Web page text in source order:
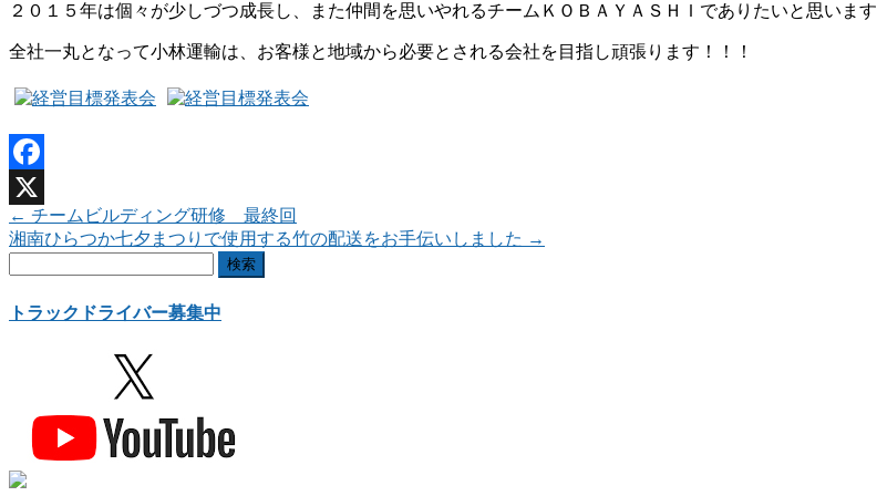
２０１５年は個々が少しづつ成長し、また仲間を思いやれるチームＫＯＢＡＹＡＳＨＩでありたいと思います
全社一丸となって小林運輸は、お客様と地域から必要とされる会社を目指し頑張ります！！！
Facebook
X
← チームビルディング研修 最終回
湘南ひらつか七夕まつりで使用する竹の配送をお手伝いしました →
トラックドライバー募集中